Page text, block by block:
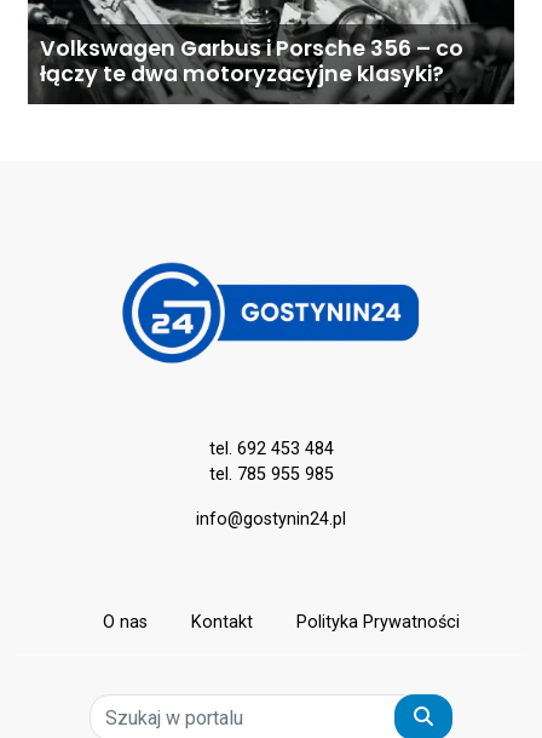
Volkswagen Garbus i Porsche 356 – co
łączy te dwa motoryzacyjne klasyki?
tel. 692 453 484
tel. 785 955 985
info@gostynin24.pl
O nas Kontakt Polityka Prywatności